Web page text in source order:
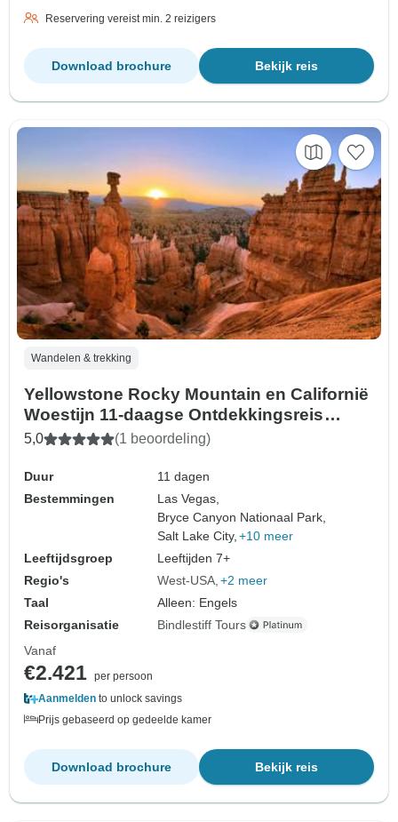
Reservering vereist min. 2 reizigers
Bekijk reis
Download brochure
Wandelen & trekking
Yellowstone Rocky Mountain en Californië
Woestijn 11-daagse Ontdekkingsreis
Camping
5,0 (1 beoordeling)
Duur
11 dagen
Bestemmingen
Las Vegas,
Bryce Canyon Nationaal Park,
Salt Lake City, +10 meer
Leeftijdsgroep
Leeftijden 7+
Regio's
West-USA +2 meer
Taal
Alleen: Engels
Reisorganisatie
Bindlestiff Tours
Vanaf
€2.421 per persoon
Aanmelden to unlock savings
Prijs gebaseerd op gedeelde kamer
Bekijk reis
Download brochure